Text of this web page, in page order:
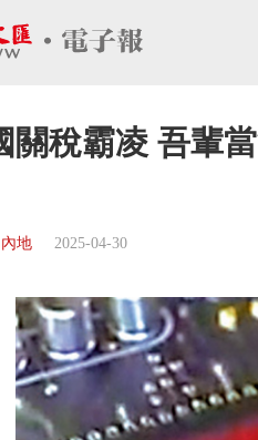
關稅霸凌 吾輩
地 2025-04-30